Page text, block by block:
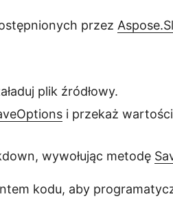
przez
plik źródłowy.
i przekaż
wywołując metodę
kodu, aby